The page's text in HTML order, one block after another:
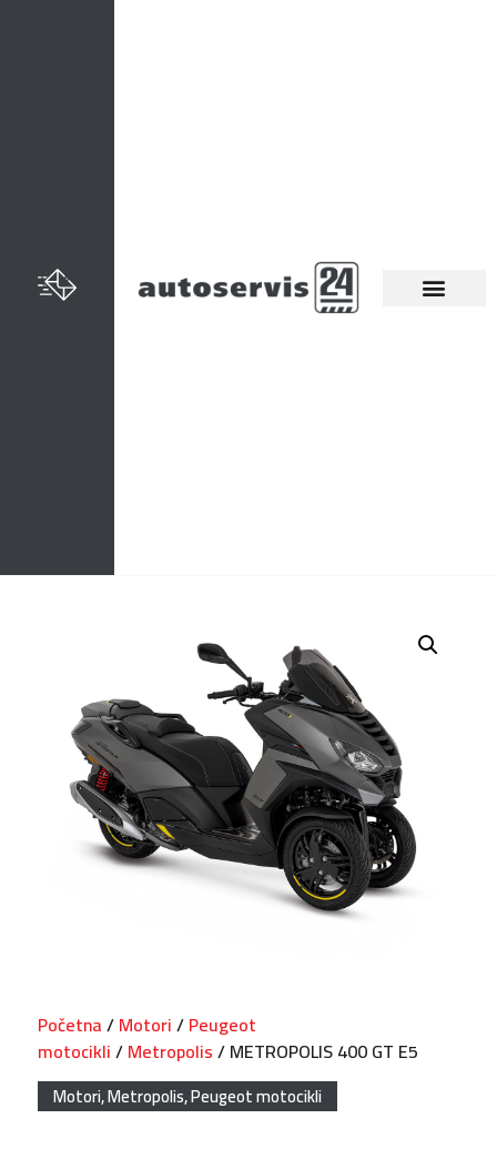
Početna/Motori/Peugeot
motocikli/Metropolis/ METROPOLIS 400 GT E5
Motori,Metropolis,Peugeot motocikli